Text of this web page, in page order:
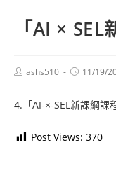
「AI ×
Postashs510
Post11/19/
4.「AI-×-SEL新課綱課
Post Views: 370